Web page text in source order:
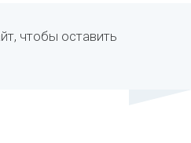
чтобы оставить